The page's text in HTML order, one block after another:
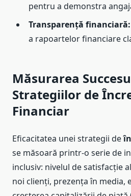
pentru a demonstra
Transparență financiară:
a rapoartelor financiare
Măsurarea
Strategiilor de
Financiar
Eficacitatea unei strategii de
se măsoară printr-o serie de
inclusiv: nivelul de satisfacție
noi clienți, prezența în media,